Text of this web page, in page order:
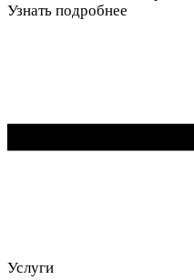
Узнать подробнее
Услуги